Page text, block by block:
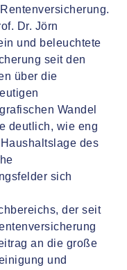
Dr. Jörn
und beleuchtete
seit den
über die
Wandel
deutlich, wie eng
des
sich
der seit
an die große
und